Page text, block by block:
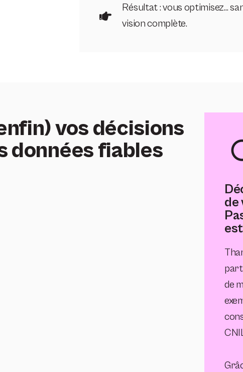
Résultat : vous optimisez…
vision complète.
vos décisions
données fiables
de
de